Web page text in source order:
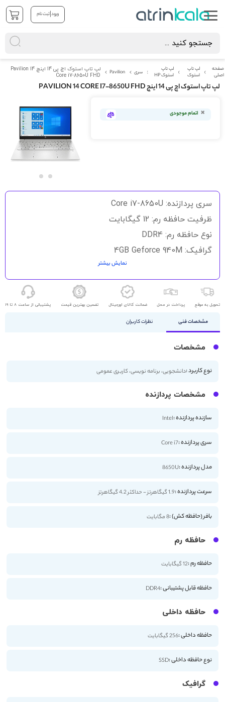
ورود|ثبت نام
صفحه
اصلی
لپ تاپ
استوک
لپ تاپ
استوک HP
سری Pavilion
لپ تاپ استوک اچ پی 14 اینچ Pavilion 14
Core i7-8650U FHD
لپ تاپ استوک اچ پی 14 اینچ PAVILION 14 CORE I7-8650U FHD
تصاویر
اتمام موجودی
سری پردازنده: Core i7-8650U
ظرفیت حافظه رم: 12 گیگابایت
نوع حافظه رم: DDR4
گرافیک: 4GB Geforce 940M
اندازه صفحه نمایش: 14 اینچ
کیفیت صفحه نمایش: FHD
نمایش بیشتر
تحویل به موقع پرداخت در محل ضمانت کالای اورجینال تضمین بهترین قیمت پشتیبانی از ساعت 8 تا 19
مشخصات فنی نظرات کاربران
مشخصات
نوع کاربرد :دانشجویی، برنامه نویسی، کاربری عمومی
مشخصات پردازنده
سازنده پردازنده :Intel
سری پردازنده :Core i7
مدل پردازنده :8650U
سرعت پردازنده :1.9 گیگاهرتز - حداکثر 4.2 گیگاهرتز
بافر (حافظه کش) :8 مگابایت
حافظه رم
حافظه رم :12 گیگابایت
حافظه قابل پشتیبانی :DDR4
حافظه داخلی
حافظه داخلی :256 گیگابایت
نوع حافظه داخلی :SSD
گرافیک